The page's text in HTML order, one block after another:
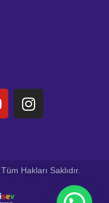
Hakları Saklıdır.